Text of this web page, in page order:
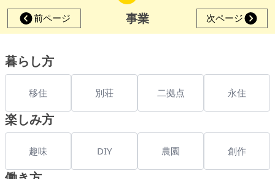
前ページ
事業 次ページ
暮らし方
移住 別荘 二拠点 永住
楽しみ方
趣味 DIY 農園 創作